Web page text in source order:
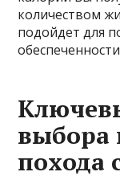
количеством
подойдет для
выбора
похода